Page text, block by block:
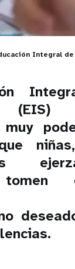
Integral
muy